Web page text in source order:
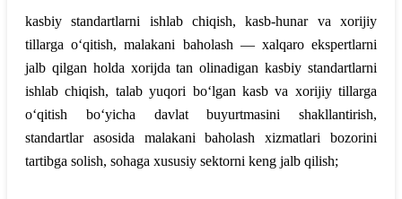
kasbiy standartlarni ishlab chiqish, kasb-hunar va xorijiy
tillarga o‘qitish, malakani baholash — xalqaro ekspertlarni
jalb qilgan holda xorijda tan olinadigan kasbiy standartlarni
ishlab chiqish, talab yuqori bo‘lgan kasb va xorijiy tillarga
o‘qitish bo‘yicha davlat buyurtmasini shakllantirish,
standartlar asosida malakani baholash xizmatlari bozorini
tartibga solish, sohaga xususiy sektorni keng jalb qilish;